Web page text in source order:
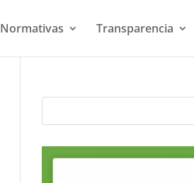
Normativas Transparencia